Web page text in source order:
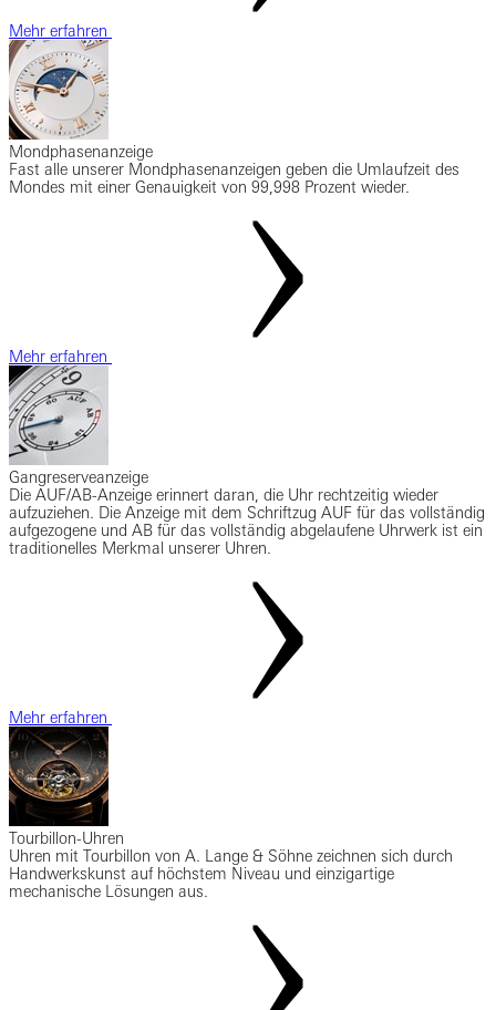
Mehr erfahren
Mondphasenanzeige
Fast alle unserer Mondphasenanzeigen geben die Umlaufzeit des
Mondes mit einer Genauigkeit von 99,998 Prozent wieder.
Mehr erfahren
Gangreserveanzeige
Die AUF/AB-Anzeige erinnert daran, die Uhr rechtzeitig wieder
aufzuziehen. Die Anzeige mit dem Schriftzug AUF für das vollständig
aufgezogene und AB für das vollständig abgelaufene Uhrwerk ist ein
traditionelles Merkmal unserer Uhren.
Mehr erfahren
Tourbillon-Uhren
Uhren mit Tourbillon von A. Lange & Söhne zeichnen sich durch
Handwerkskunst auf höchstem Niveau und einzigartige
mechanische Lösungen aus.